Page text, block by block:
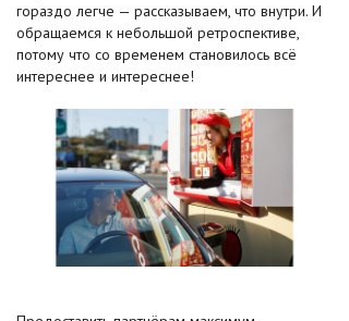
гораздо легче — рассказываем, что внутри. И
обращаемся к небольшой ретроспективе,
потому что со временем становилось всё
интереснее и интереснее!